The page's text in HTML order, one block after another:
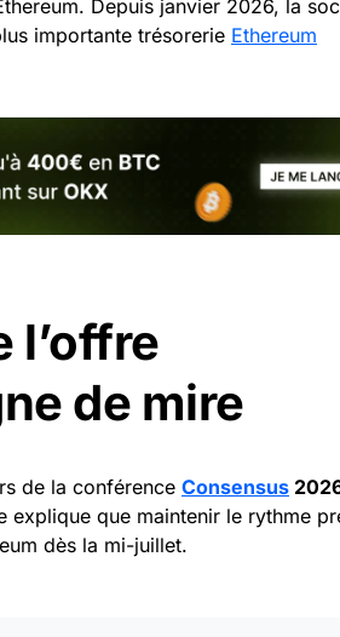
Depuis janvier 2026, la
importante trésorerie Ethereum
l’offre
de mire
de la conférence Consensus
explique que maintenir le rythme
dès la mi-juillet.